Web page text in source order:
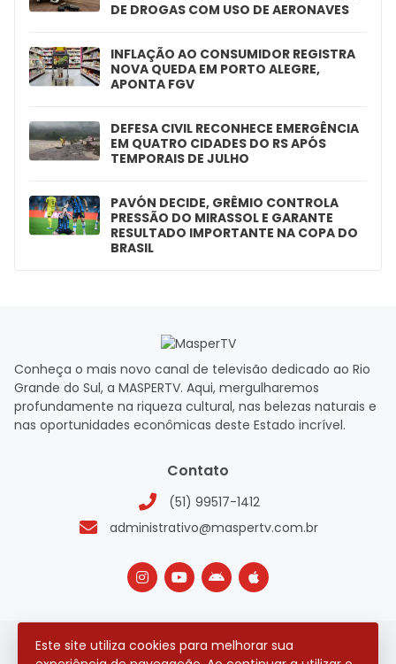
DE DROGAS COM USO DE AERONAVES
INFLAÇÃO AO CONSUMIDOR REGISTRA
NOVA QUEDA EM PORTO ALEGRE,
APONTA FGV
DEFESA CIVIL RECONHECE EMERGÊNCIA
EM QUATRO CIDADES DO RS APÓS
TEMPORAIS DE JULHO
PAVÓN DECIDE, GRÊMIO CONTROLA
PRESSÃO DO MIRASSOL E GARANTE
RESULTADO IMPORTANTE NA COPA DO
BRASIL
Este site utiliza cookies para melhorar sua
Conheça o mais novo canal de televisão dedicado ao Rio
Grande do Sul, a MASPERTV. Aqui, mergulharemos
profundamente na riqueza cultural, nas belezas naturais e
nas oportunidades econômicas deste Estado incrível.
Contato
(51) 99517-1412
administrativo@maspertv.com.br
2026 © Todos os direitos reservados.